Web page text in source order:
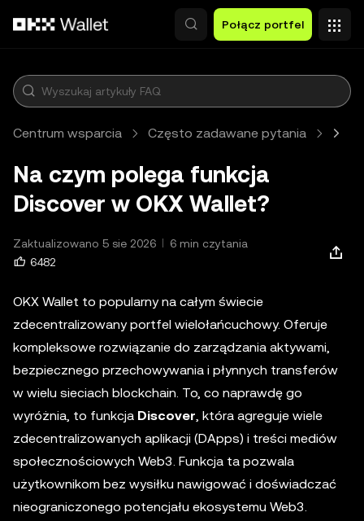
Połącz portfel
Centrum wsparcia Często zadawane pytania
Na czym polega funkcja
Discover w OKX Wallet?
Zaktualizowano 5 sie 2026
6 min czytania
6482
OKX Wallet to popularny na całym świecie
zdecentralizowany portfel wielołańcuchowy. Oferuje
kompleksowe rozwiązanie do zarządzania aktywami,
bezpiecznego przechowywania i płynnych transferów
w wielu sieciach blockchain. To, co naprawdę go
wyróżnia, to funkcja Discover, która agreguje wiele
zdecentralizowanych aplikacji (DApps) i treści mediów
społecznościowych Web3. Funkcja ta pozwala
użytkownikom bez wysiłku nawigować i doświadczać
nieograniczonego potencjału ekosystemu Web3.